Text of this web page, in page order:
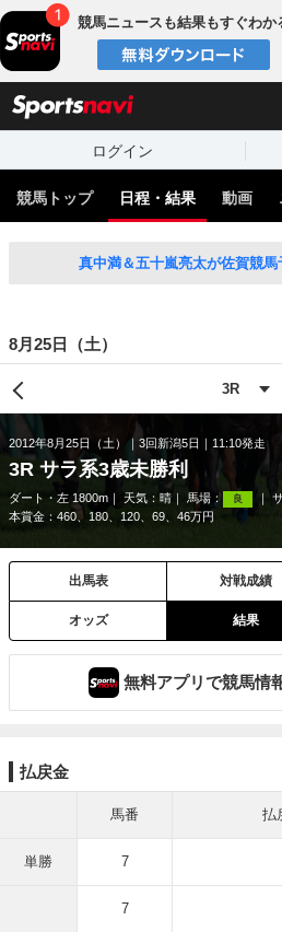
競馬ニュースも結果もすぐわか
ログイン
競馬トップ 日程・結果 動画
真中満＆五十嵐亮太が佐賀競馬
8月25日（土）
2012年8月25日（土） 3回新潟5日 11:10発走
3R サラ系3歳未勝利
ダート・左 1800m 天気： 晴 馬場： 良
本賞金：460、180、120、69、46万円
出馬表 対戦成績
オッズ 結果
無料アプリで競馬情
払戻金
馬番 払
単勝 7
7